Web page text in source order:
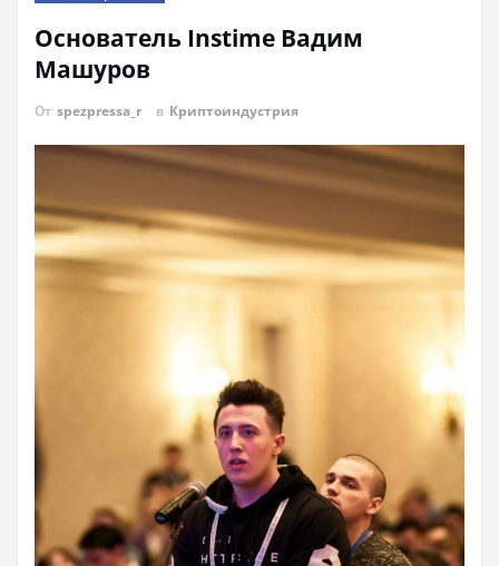
Основатель Instime Вадим
Машуров
От spezpressa_r в Криптоиндустрия